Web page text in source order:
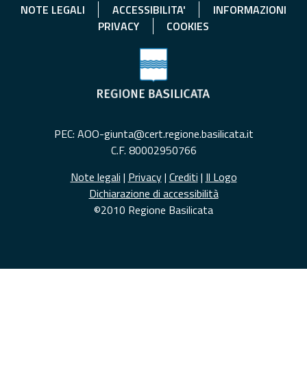
NOTE LEGALI ACCESSIBILITA'
INFORMAZIONI
PRIVACY
COOKIES
PEC: AOO-giunta@cert.regione.basilicata.it
C.F. 80002950766
Note legali | Privacy| Crediti | Il Logo
Dichiarazione di accessibilità
©2010 Regione Basilicata